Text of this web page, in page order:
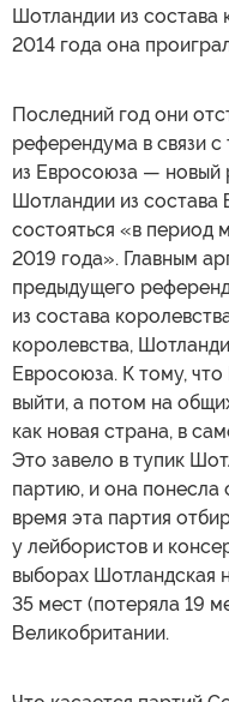
Шотландии из состава
2014 года она
Последний год они
референдума в связи
из Евросоюза — новый
Шотландии из
состояться «в период
2019 года». Главным
предыдущего
из состава
королевства,
Евросоюза. К тому,
выйти, а потом на
как новая страна, в
Это завело в тупик
партию, и она понесла
время эта партия
у лейбористов и
выборах Шотландская
35 мест (потеряла 19
Великобритании.